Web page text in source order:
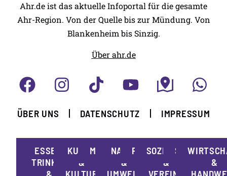
Ahr.de ist das aktuelle Infoportal für die gesamte
Ahr-Region. Von der Quelle bis zur Mündung. Von
Blankenheim bis Sinzig.
Über ahr.de
ÜBER UNS DATENSCHUTZ IMPRESSUM
ESSEN,
TRINKEN
KUNST
&
MOBILITÄT
NATUR
&
POLITIK
SOZIALES
&
SPORT
&